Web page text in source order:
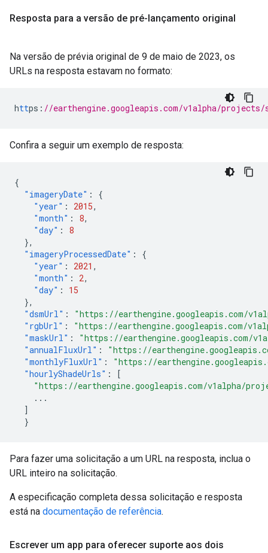
Resposta para a versão de pré-lançamento original
Na versão de prévia original de 9 de maio de 2023, os
URLs na resposta estavam no formato:
https : //earthengine.googleapis.com/v1alpha/
Confira a seguir um exemplo de resposta:
{
"imageryDate" :
{
"year" : 2015,
"month" : 8,
"day" :
8
},
"imageryProcessedDate" :
{
"year" : 2021 ,
"month" : 2,
"day" :
15
},
"dsmUrl" :
"https://earthengine.googleapis.com/
"rgbUrl" :
"https://earthengine.googleapis.com/
"maskUrl" :
"https://earthengine.googleapis.com/
"annualFluxUrl" :
"https://
"monthlyFluxUrl" :
"https://
"hourlyShadeUrls" :
[
"https://earthengine.googleapis.com/v1alpha/
...
]
}
Para fazer uma solicitação a um URL na resposta, inclua o
URL inteiro na solicitação.
A especificação completa dessa solicitação e resposta
está na documentação de referência.
Escrever um app para oferecer suporte aos dois